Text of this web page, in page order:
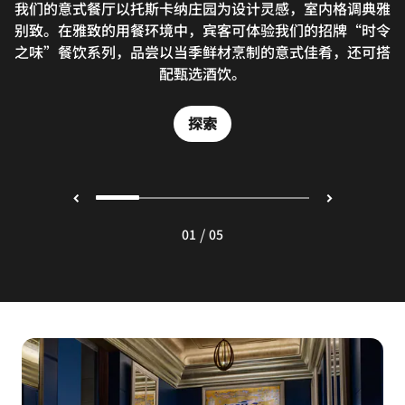
我们的意式餐厅以托斯卡纳庄园为设计灵感，室内格调典雅
别致。在雅致的用餐环境中，宾客可体验我们的招牌“时令
之味”餐饮系列，品尝以当季鲜材烹制的意式佳肴，还可搭
配甄选酒饮。
探索
餐厅由米其林二星主厨饭冢隆太（Ryuta Iizuka）匠心主
理，他同时也是知名Ryuzu餐厅主理人，在法式美食领域享
誉盛名。餐厅菜单承袭经典法式烹饪传统，为您演绎地道风
味。
探索
餐厅汲取大阪精致饮食精髓，由饭冢隆太（Ryuta Iizuka）
主厨精心烹制，选用关西地区时令食材，为您奉上高雅的铁
板烧料理，每一处细节皆尽显匠心。
探索
瑞吉酒吧延续经典的瑞吉传统，为您打造精致非凡的用餐体
验。 丰盛下午茶、诱人香槟和原创鸡尾酒将纽约市的多彩
传说娓娓道来，供宾客细细品尝。
探索
通过先进的3D映射技术，小小厨师将在您的餐盘上展示高
超厨艺。这间餐厅邻近大阪城，融合演艺与美食体验，带您
开启一场沉浸式味蕾盛宴之旅。
探索
01 / 05